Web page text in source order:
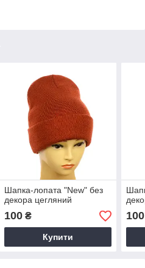
Шапка-лопата "New" без
декора цегляний
100₴
Купити
100